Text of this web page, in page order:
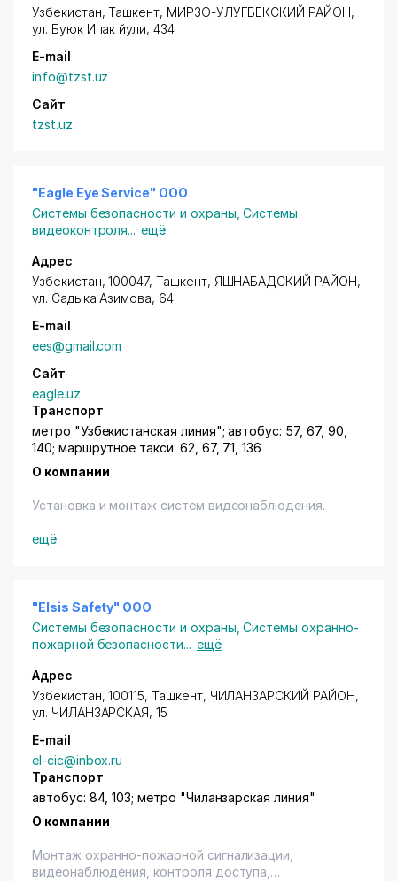
Узбекистан, Ташкент, МИРЗО-УЛУГБЕКСКИЙ РАЙОН,
ул. Буюк Ипак йули, 434
E-mail
info@tzst.uz
Сайт
tzst.uz
"Eagle Eye Service" OOO
Системы безопасности и охраны ,Системы
видеоконтроля... ещё
Адрес
Узбекистан, 100047, Ташкент, ЯШНАБАДСКИЙ РАЙОН,
ул. Садыка Азимова, 64
E-mail
ees@gmail.com
Сайт
eagle.uz
Транспорт
метро "Узбекистанская линия"; автобус: 57, 67, 90,
140; маршрутное такси: 62, 67, 71, 136
О компании
Установка и монтаж систем видеонаблюдения.
ещё
"Elsis Safety" ООО
Системы безопасности и охраны ,Системы охранно-
пожарной безопасности... ещё
Адрес
Узбекистан, 100115, Ташкент, ЧИЛАНЗАРСКИЙ РАЙОН,
ул. ЧИЛАНЗАРСКАЯ, 15
E-mail
el-cic@inbox.ru
Транспорт
автобус: 84, 103; метро "Чиланзарская линия"
О компании
Монтаж охранно-пожарной сигнализации,
видеонаблюдения, контроля доступа,